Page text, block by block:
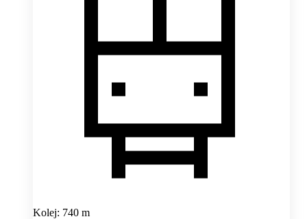
Kolej: 740 m